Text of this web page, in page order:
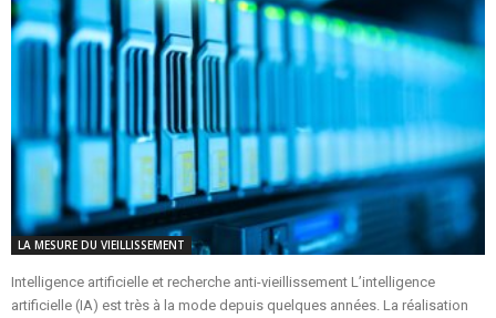
LA MESURE DU VIEILLISSEMENT
Intelligence artificielle et recherche anti-vieillissement L’intelligence
artificielle (IA) est très à la mode depuis quelques années. La réalisation